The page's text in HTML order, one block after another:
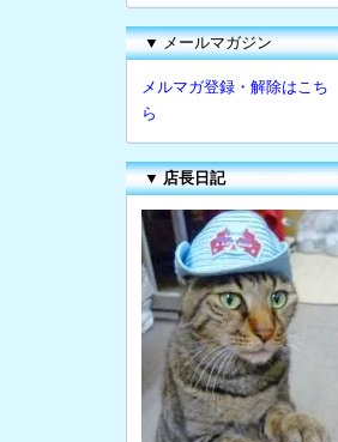
▼ メールマガジン
メルマガ登録・解除はこち
ら
▼ 店長日記